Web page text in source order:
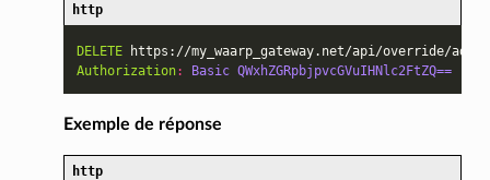
http
DELETE
https://my_waarp_gateway.net/api/override/
Authorization: Basic QWxhZGRpbjpvcGVuIHNlc2FtZQ==
Exemple de réponse
http